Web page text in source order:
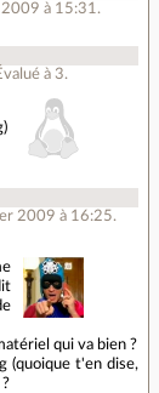
à 15:31 .
à 3.
2009 à 16:25.
qui va bien ?
(quoique t'en dise,